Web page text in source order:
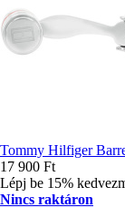
Tommy Hilfiger
17 900 Ft
Lépj be 15%
Nincs raktáron